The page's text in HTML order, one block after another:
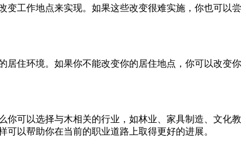
变工作地点来实现。如果这些改变很难实施，你也可以尝
居住环境。如果你不能改变你的居住地点，你可以改变你
可以选择与木相关的行业，如林业、家具制造、文化教
以帮助你在当前的职业道路上取得更好的进展。